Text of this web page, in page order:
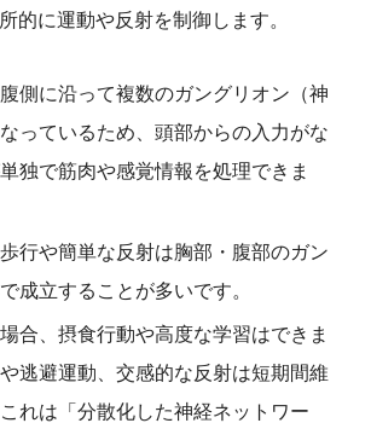
的に運動や反射を制御します。
側に沿って複数のガングリオン（神
っているため、頭部からの入力がな
独で筋肉や感覚情報を処理できま
行や簡単な反射は胸部・腹部のガン
成立することが多いです。
合、摂食行動や高度な学習はできま
逃避運動、交感的な反射は短期間維
れは「分散化した神経ネットワー